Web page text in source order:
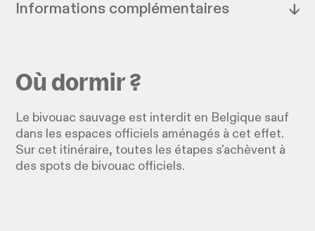
Informations complémentaires ↓
Où dormir ?
Le bivouac sauvage est interdit en Belgique sauf
dans les espaces officiels aménagés à cet effet.
Sur cet itinéraire, toutes les étapes s'achèvent à
des spots de bivouac officiels.